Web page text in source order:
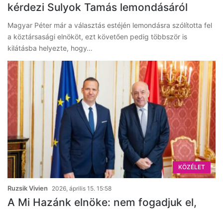
kérdezi Sulyok Tamás lemondásáról
Magyar Péter már a választás estéjén lemondásra szólította fel
a köztársasági elnököt, ezt követően pedig többször is
kilátásba helyezte, hogy…
KÖZÉLET
Ruzsik Vivien 2026, április 15. 15:58
A Mi Hazánk elnöke: nem fogadjuk el,